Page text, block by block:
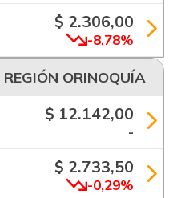
$ 2.306,00
-8,78%
REGIÓN ORINOQUÍA
$ 12.142,00
-
$ 2.733,50
-0,29%